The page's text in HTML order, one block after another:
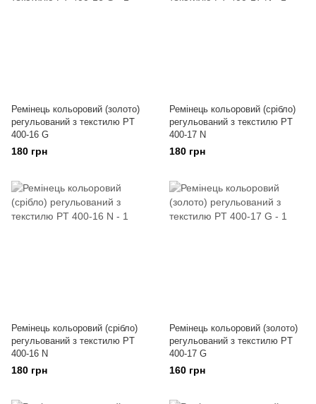
Ремінець кольоровий (золото)
регульований з текстилю PT
400-16 G
180 грн
Ремінець кольоровий (срібло)
регульований з текстилю PT
400-17 N
180 грн
Ремінець кольоровий (срібло)
регульований з текстилю PT
400-16 N
180 грн
Ремінець кольоровий (золото)
регульований з текстилю PT
400-17 G
160 грн